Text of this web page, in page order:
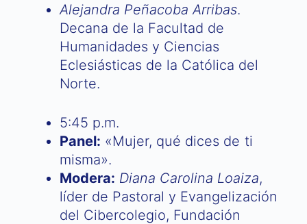
Alejandra Peñacoba Arribas.
Decana de la Facultad de
Humanidades y Ciencias
Eclesiásticas de la Católica del
Norte.
5:45 p.m.
Panel: «Mujer, qué dices de ti
misma».
Modera: Diana Carolina Loaiza,
líder de Pastoral y Evangelización
del Cibercolegio, Fundación